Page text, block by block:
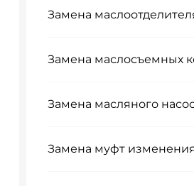
Замена
Замена маслосъемных
Замена масляного
Замена муфт